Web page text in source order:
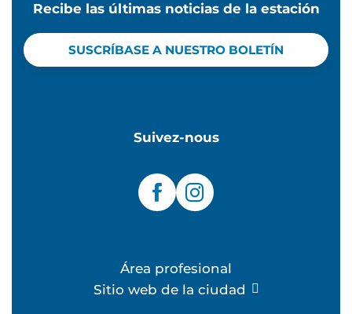
Recibe las últimas noticias de la estación
SUSCRÍBASE A NUESTRO BOLETÍN
Suivez-nous
Área profesional
Sitio web de la ciudad